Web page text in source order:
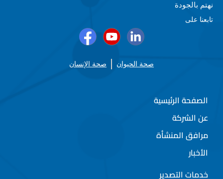
نهتم بالجودة
تابعنا على
صحة الحيوان صحة الإنسان
الصفحة الرئيسية
عن الشركة
مرافق المنشأة
الأخبار
خدمات التصدير